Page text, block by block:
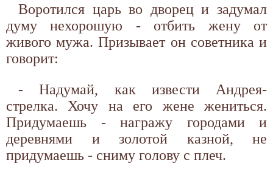
Воротился царь во дворец и задумал
думу нехорошую - отбить жену от
живого мужа. Призывает он советника и
говорит:
- Надумай, как извести Андрея-
стрелка. Хочу на его жене жениться.
Придумаешь - награжу городами и
деревнями и золотой казной, не
придумаешь - сниму голову с плеч.